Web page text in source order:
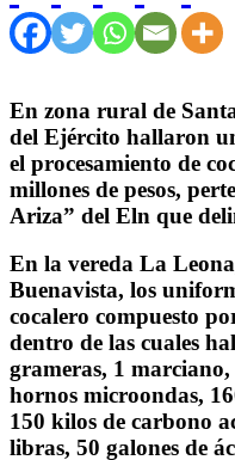
En zona rural de
del Ejército hallaron
el procesamiento de
millones de pesos,
Ariza” del Eln que
En la vereda La
Buenavista, los
cocalero compuesto
dentro de las cuales
grameras, 1
hornos microondas,
150 kilos de carbono
libras, 50 galones de